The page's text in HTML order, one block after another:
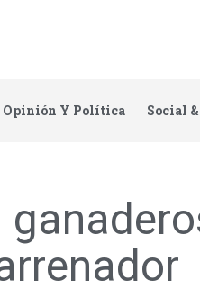
Opinión Y Política Social